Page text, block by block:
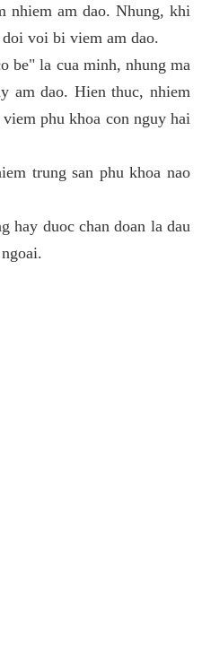
nhiem am dao. Nhung, khi
voi bi viem am dao.
be" la cua minh, nhung ma
am dao. Hien thuc, nhiem
phu khoa con nguy hai
trung san phu khoa nao
hay duoc chan doan la dau